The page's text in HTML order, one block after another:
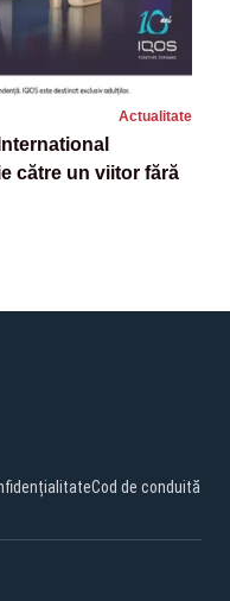
Actualitate
către un viitor fără
Cod de conduită